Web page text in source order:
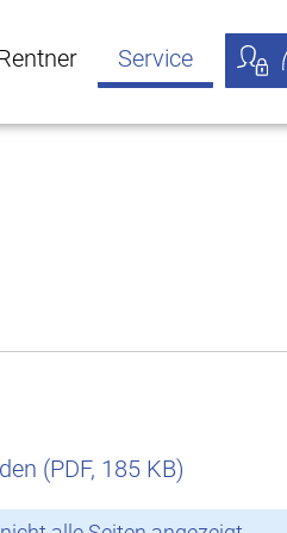
öffnen
Service
(PDF, 185 KB)